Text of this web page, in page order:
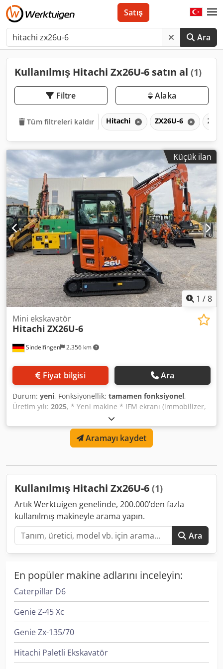
Ara
Satış
Kullanılmış Hitachi Zx26U-6 satın al (1)
Filtre Alaka
Tüm filtreleri kaldır Hitachi ZX26U-6 ZX
Küçük ilan
1 /8
Sindelfingen 2.356 km
Mini ekskavatör
Hitachi ZX26U-6
Fiyat bilgisi Ara
Durum: yeni, Fonksiyonellik: tamamen fonksiyonel,
Üretim yılı: 2025, * Yeni makine * IFM ekranı (immobilizer,
fonksiyon değiştirme) * Kol 1.300 mm * 300 mm kauçuk
palet * Çalışma ağırlığı 2.720 kg Chodpfxsxazy Aj Angea *
Motor gücü 15,6 kW * Yanmar 3TNV70 motor, AB Seviye V *
AM/FM radyo * Mekanik hızlı bağlantı MS03 * 2 x kazıcı
kovası (1.200 mm)
Aramayı kaydet
Kullanılmış Hitachi Zx26U-6 (1)
Artık Werktuigen genelinde, 200.000’den fazla
kullanılmış makineyle arama yapın.
Ara
En popüler makine adlarını inceleyin:
Caterpillar D6
Genie Z-45 Xc
Genie Zx-135/70
Hitachi Paletli Ekskavatör